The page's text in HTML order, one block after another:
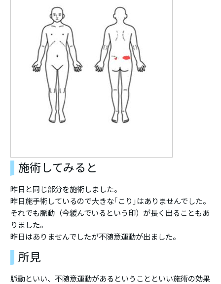
施術してみると
昨日と同じ部分を施術しました。
昨日施手術しているので大きな｢こり｣はありませんでした。
それでも脈動（今緩んでいるという印）が長く出ることもあ
りました。
昨日はありませんでしたが不随意運動が出ました。
所見
脈動といい、不随意運動があるということといい施術の効果